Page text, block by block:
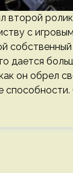
второй
с
дается
он обрел